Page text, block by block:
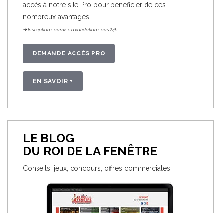
accès à notre site Pro pour bénéficier de ces
nombreux avantages.
➔ Inscription soumise à validation sous 24h.
DEMANDE ACCÈS PRO
EN SAVOIR +
LE BLOG
DU ROI DE LA FENÊTRE
Conseils, jeux, concours, offres commerciales